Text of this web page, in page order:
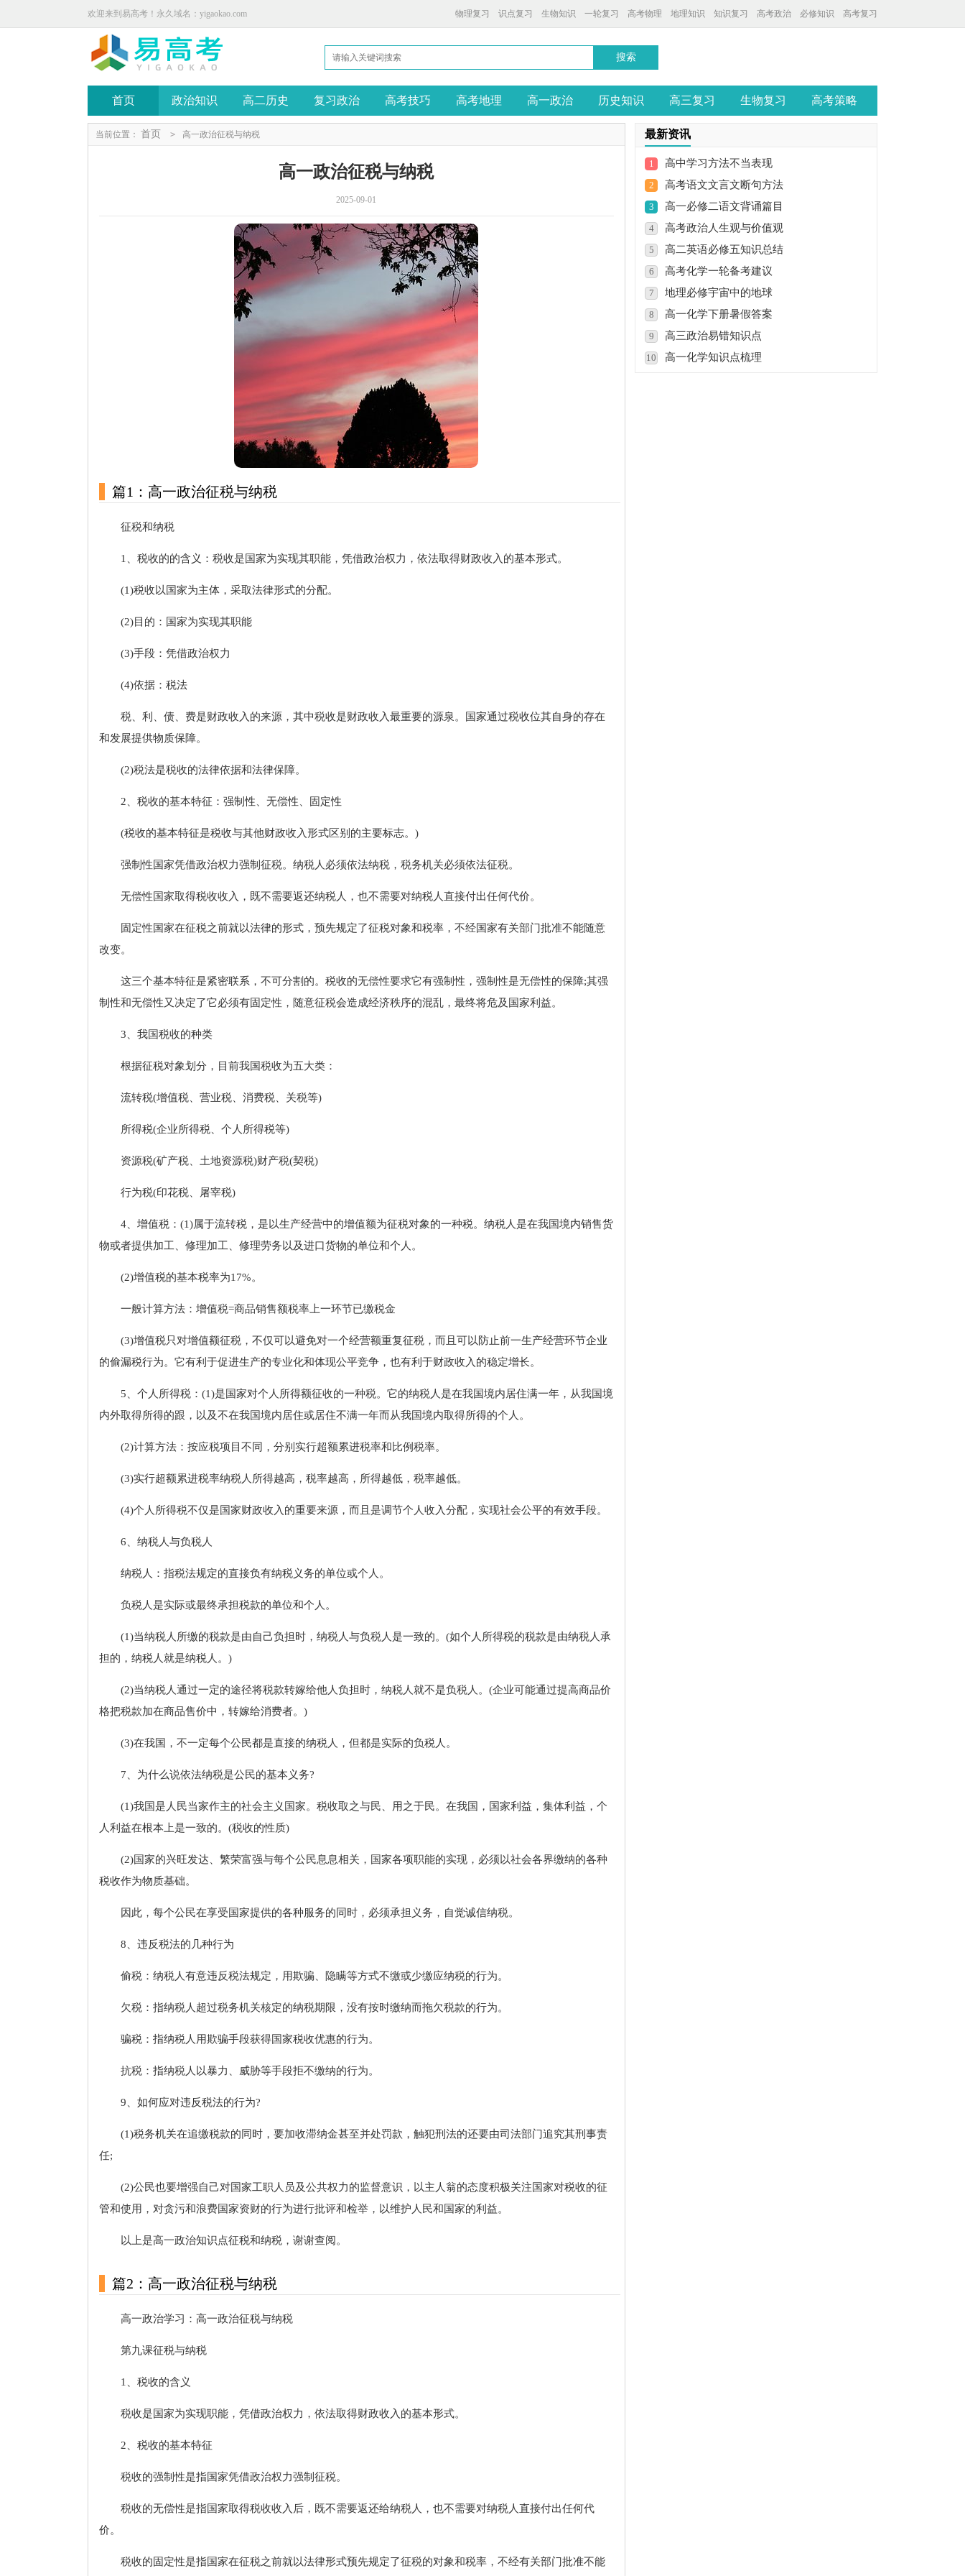
欢迎来到易高考！永久域名：yigaokao.com 高考复习
必修知识
高考政治
知识复习
地理知识
高考物理
一轮复习
生物知识
识点复习
物理复习
首页 政治知识 高二历史 复习政治 高考技巧 高考地理 高一政治 历史知识 高三复习 生物复习 高考策略
当前位置： 首页 > 高一政治征税与纳税
高一政治征税与纳税
2025-09-01
篇1：高一政治征税与纳税
征税和纳税
1、税收的的含义：税收是国家为实现其职能，凭借政治权力，依法取得财政收入的基本形式。
(1)税收以国家为主体，采取法律形式的分配。
(2)目的：国家为实现其职能
(3)手段：凭借政治权力
(4)依据：税法
税、利、债、费是财政收入的来源，其中税收是财政收入最重要的源泉。国家通过税收位其自身的存在
和发展提供物质保障。
(2)税法是税收的法律依据和法律保障。
2、税收的基本特征：强制性、无偿性、固定性
(税收的基本特征是税收与其他财政收入形式区别的主要标志。)
强制性国家凭借政治权力强制征税。纳税人必须依法纳税，税务机关必须依法征税。
无偿性国家取得税收收入，既不需要返还纳税人，也不需要对纳税人直接付出任何代价。
固定性国家在征税之前就以法律的形式，预先规定了征税对象和税率，不经国家有关部门批准不能随意
改变。
这三个基本特征是紧密联系，不可分割的。税收的无偿性要求它有强制性，强制性是无偿性的保障;其强
制性和无偿性又决定了它必须有固定性，随意征税会造成经济秩序的混乱，最终将危及国家利益。
3、我国税收的种类
根据征税对象划分，目前我国税收为五大类：
流转税(增值税、营业税、消费税、关税等)
所得税(企业所得税、个人所得税等)
资源税(矿产税、土地资源税)财产税(契税)
行为税(印花税、屠宰税)
4、增值税：(1)属于流转税，是以生产经营中的增值额为征税对象的一种税。纳税人是在我国境内销售货
物或者提供加工、修理加工、修理劳务以及进口货物的单位和个人。
(2)增值税的基本税率为17%。
一般计算方法：增值税=商品销售额税率上一环节已缴税金
(3)增值税只对增值额征税，不仅可以避免对一个经营额重复征税，而且可以防止前一生产经营环节企业
的偷漏税行为。它有利于促进生产的专业化和体现公平竞争，也有利于财政收入的稳定增长。
5、个人所得税：(1)是国家对个人所得额征收的一种税。它的纳税人是在我国境内居住满一年，从我国境
内外取得所得的跟，以及不在我国境内居住或居住不满一年而从我国境内取得所得的个人。
(2)计算方法：按应税项目不同，分别实行超额累进税率和比例税率。
(3)实行超额累进税率纳税人所得越高，税率越高，所得越低，税率越低。
(4)个人所得税不仅是国家财政收入的重要来源，而且是调节个人收入分配，实现社会公平的有效手段。
6、纳税人与负税人
纳税人：指税法规定的直接负有纳税义务的单位或个人。
负税人是实际或最终承担税款的单位和个人。
(1)当纳税人所缴的税款是由自己负担时，纳税人与负税人是一致的。(如个人所得税的税款是由纳税人承
担的，纳税人就是纳税人。)
(2)当纳税人通过一定的途径将税款转嫁给他人负担时，纳税人就不是负税人。(企业可能通过提高商品价
格把税款加在商品售价中，转嫁给消费者。)
(3)在我国，不一定每个公民都是直接的纳税人，但都是实际的负税人。
7、为什么说依法纳税是公民的基本义务?
(1)我国是人民当家作主的社会主义国家。税收取之与民、用之于民。在我国，国家利益，集体利益，个
人利益在根本上是一致的。(税收的性质)
(2)国家的兴旺发达、繁荣富强与每个公民息息相关，国家各项职能的实现，必须以社会各界缴纳的各种
税收作为物质基础。
因此，每个公民在享受国家提供的各种服务的同时，必须承担义务，自觉诚信纳税。
8、违反税法的几种行为
偷税：纳税人有意违反税法规定，用欺骗、隐瞒等方式不缴或少缴应纳税的行为。
欠税：指纳税人超过税务机关核定的纳税期限，没有按时缴纳而拖欠税款的行为。
骗税：指纳税人用欺骗手段获得国家税收优惠的行为。
抗税：指纳税人以暴力、威胁等手段拒不缴纳的行为。
9、如何应对违反税法的行为?
(1)税务机关在追缴税款的同时，要加收滞纳金甚至并处罚款，触犯刑法的还要由司法部门追究其刑事责
任;
(2)公民也要增强自己对国家工职人员及公共权力的监督意识，以主人翁的态度积极关注国家对税收的征
管和使用，对贪污和浪费国家资财的行为进行批评和检举，以维护人民和国家的利益。
以上是高一政治知识点征税和纳税，谢谢查阅。
篇2：高一政治征税与纳税
高一政治学习：高一政治征税与纳税
第九课征税与纳税
1、税收的含义
税收是国家为实现职能，凭借政治权力，依法取得财政收入的基本形式。
2、税收的基本特征
税收的强制性是指国家凭借政治权力强制征税。
税收的无偿性是指国家取得税收收入后，既不需要返还给纳税人，也不需要对纳税人直接付出任何代
价。
税收的固定性是指国家在征税之前就以法律形式预先规定了征税的对象和税率，不经有关部门批准不能
最新资讯
1 高中学习方法不当表现
2 高考语文文言文断句方法
3 高一必修二语文背诵篇目
4 高考政治人生观与价值观
5 高二英语必修五知识总结
6 高考化学一轮备考建议
7 地理必修宇宙中的地球
8 高一化学下册暑假答案
9 高三政治易错知识点
10 高一化学知识点梳理